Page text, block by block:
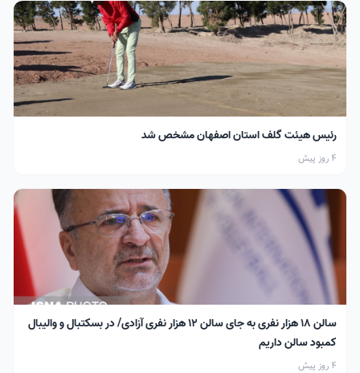
رئیس هیئت گلف استان اصفهان مشخص شد
4 روز پیش
سالن ۱۸ هزار نفری به جای سالن ۱۲ هزار نفری آزادی/ در بسکتبال و والیبال
کمبود سالن داریم
4 روز پیش